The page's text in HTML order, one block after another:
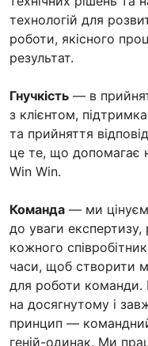
технологій для
роботи, якісного
результат.
Гнучкість — в
з клієнтом, підтримка
та прийняття
це те, що допомагає
Win Win.
Команда — ми
до уваги
кожного
часи, щоб створити
для роботи
на досягнутому і
принцип —
геній-одинак. Ми